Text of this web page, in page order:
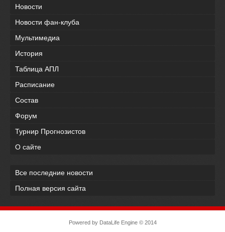
Новости
Новости фан-клуба
Мультимедиа
История
Таблица АПЛ
Расписание
Состав
Форум
Турнир Прогнозистов
О сайте
Все последние новости
Полная версия сайта
Powered by DataLife Engine© 2014